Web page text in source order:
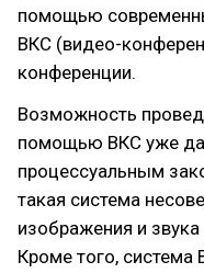
помощью
ВКС (видео-
конференции.
Возможность
помощью ВКС уже
процессуальным
такая система
изображения и
Кроме того, система